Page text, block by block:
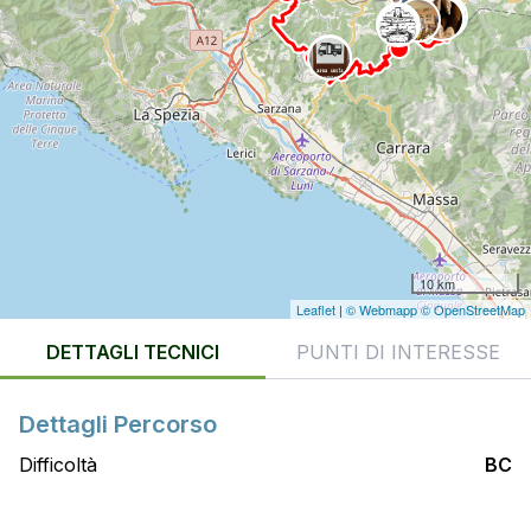
10 km
Leaflet | © Webmapp© OpenStreetMap
DETTAGLI TECNICI PUNTI DI INTERESSE
Dettagli Percorso
Difficoltà BC